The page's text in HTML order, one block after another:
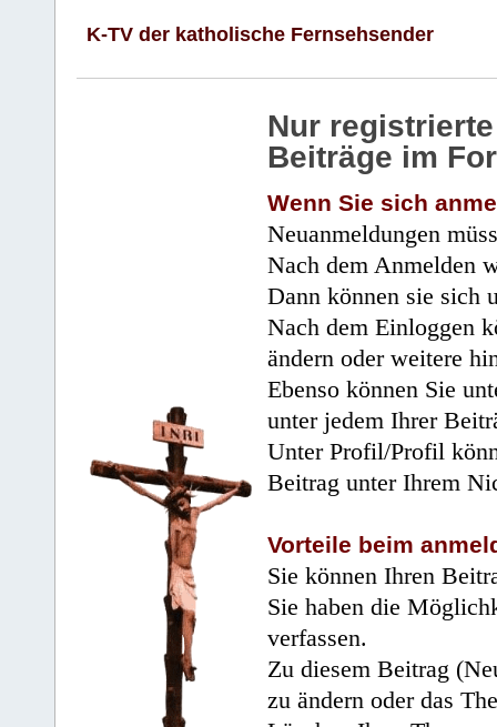
K-TV der katholische Fernsehsender
Nur
Beiträge im
Wenn Sie sich
Neuanmeldungen
Nach dem Anmelden
Dann können sie sich
Nach dem Einloggen
ändern oder weitere
Ebenso können Sie
unter jedem Ihrer
Unter Profil/Profil
Beitrag unter Ihrem
Vorteile beim
Sie können Ihren
Sie haben die
verfassen.
Zu diesem Beitrag
zu ändern oder das